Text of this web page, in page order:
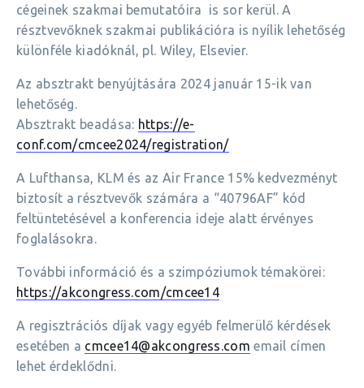
cégeinek szakmai bemutatóira is sor kerül. A
résztvevőknek szakmai publikációra is nyílik lehetőség
különféle kiadóknál, pl. Wiley, Elsevier.
Az absztrakt benyújtására 2024 január 15-ik van
lehetőség.
Absztrakt beadása: https://e-
conf.com/cmcee2024/registration/
A Lufthansa, KLM és az Air France 15% kedvezményt
biztosít a résztvevők számára a “40796AF” kód
feltüntetésével a konferencia ideje alatt érvényes
foglalásokra.
További információ és a szimpóziumok témakörei:
https://akcongress.com/cmcee14
A regisztrációs díjak vagy egyéb felmerülő kérdések
esetében a cmcee14@akcongress.com email címen
lehet érdeklődni.